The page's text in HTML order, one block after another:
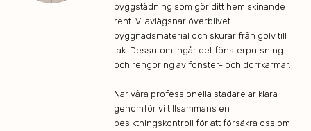
byggstädning som gör ditt hem skinande
rent. Vi avlägsnar överblivet
byggnadsmaterial och skurar från golv till
tak. Dessutom ingår det fönsterputsning
och rengöring av fönster- och dörrkarmar.
När våra professionella städare är klara
genomför vi tillsammans en
besiktningskontroll för att försäkra oss om